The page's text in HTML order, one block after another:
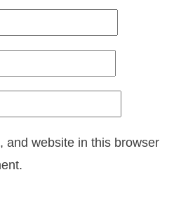
and website in this browser